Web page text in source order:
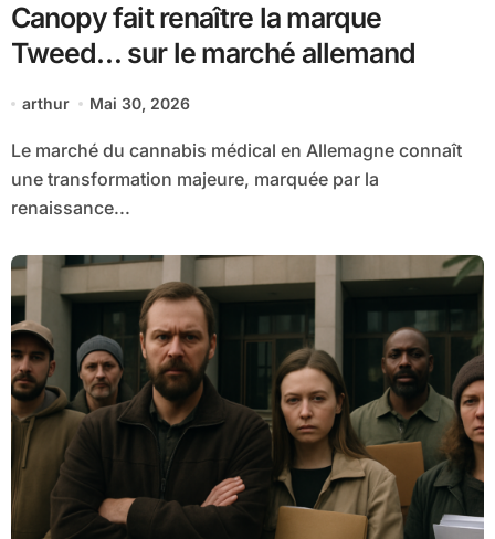
Canopy fait renaître la marque
Tweed… sur le marché allemand
arthur Mai 30, 2026
Le marché du cannabis médical en Allemagne connaît
une transformation majeure, marquée par la
renaissance...